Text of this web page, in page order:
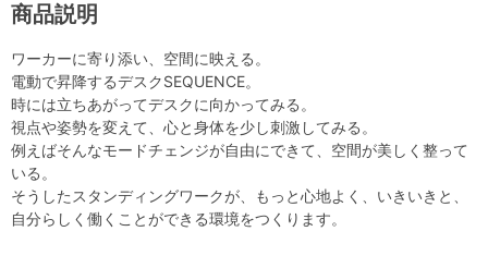
商品説明
ワーカーに寄り添い、空間に映える。
電動で昇降するデスクSEQUENCE。
時には立ちあがってデスクに向かってみる。
視点や姿勢を変えて、心と身体を少し刺激してみる。
例えばそんなモードチェンジが自由にできて、空間が美しく整って
いる。
そうしたスタンディングワークが、もっと心地よく、いきいきと、
自分らしく働くことができる環境をつくります。